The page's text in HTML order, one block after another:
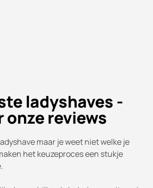
ladyshaves -
onze reviews
maar je weet niet welke je
het keuzeproces een stukje